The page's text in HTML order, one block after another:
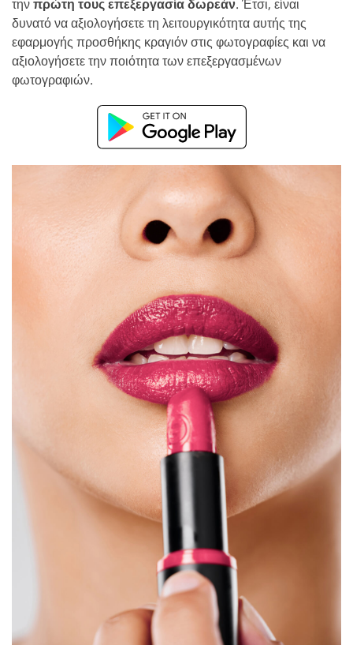
τηνπρώτη τους επεξεργασία δωρεάν. Έτσι, είναι
δυνατό να αξιολογήσετε τη λειτουργικότητα αυτής της
εφαρμογής προσθήκης κραγιόν στις φωτογραφίες και να
αξιολογήσετε την ποιότητα των επεξεργασμένων
φωτογραφιών.